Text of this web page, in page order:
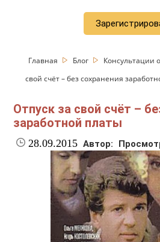
Главная Блог Консультации
свой счёт – без сохранения
Отпуск за свой счёт –
заработной платы
28.09.2015 Автор: